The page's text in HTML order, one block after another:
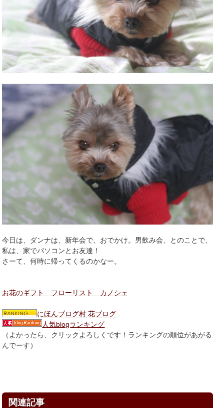
今日は、ダンナは、新年会で、おでかけ。男飲み会、とのことで、
私は、家でパソコンとお友達！
さーて、何時に帰ってくるのかなー。
お花のギフト フローリスト カノシェ
にほんブログ村 花ブログ
人気blogランキング
（よかったら、クリックよろしくです！ランキングの順位があがる
んでーす）
関連記事